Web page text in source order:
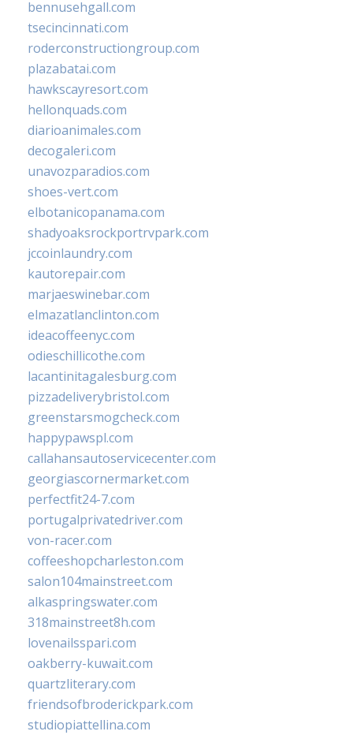
bennusehgall.com
tsecincinnati.com
roderconstructiongroup.com
plazabatai.com
hawkscayresort.com
hellonquads.com
diarioanimales.com
decogaleri.com
unavozparadios.com
shoes-vert.com
elbotanicopanama.com
shadyoaksrockportrvpark.com
jccoinlaundry.com
kautorepair.com
marjaeswinebar.com
elmazatlanclinton.com
ideacoffeenyc.com
odieschillicothe.com
lacantinitagalesburg.com
pizzadeliverybristol.com
greenstarsmogcheck.com
happypawspl.com
callahansautoservicecenter.com
georgiascornermarket.com
perfectfit24-7.com
portugalprivatedriver.com
von-racer.com
coffeeshopcharleston.com
salon104mainstreet.com
alkaspringswater.com
318mainstreet8h.com
lovenailsspari.com
oakberry-kuwait.com
quartzliterary.com
friendsofbroderickpark.com
studiopiattellina.com